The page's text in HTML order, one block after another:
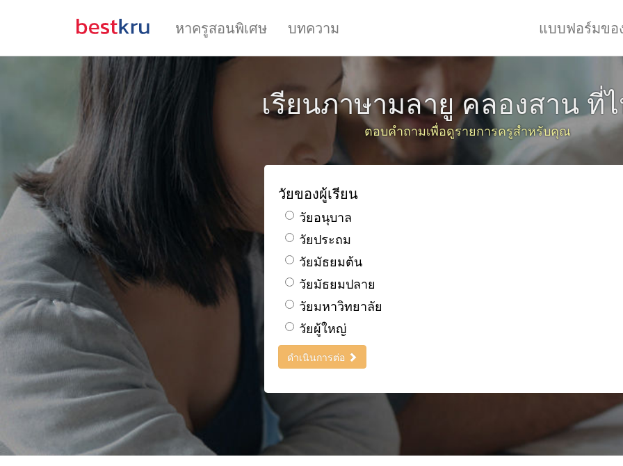
หาครูสอนพิเศษ บทความ แบบฟอร์มข
เรียนภาษามลายู คลองสาน ที่
ตอบคำถามเพื่อดูรายการครูสำหรับคุณ
วัยของผู้เรียน
วัยอนุบาล
วัยประถม
วัยมัธยมต้น
วัยมัธยมปลาย
วัยมหาวิทยาลัย
วัยผู้ใหญ่
ดำเนินการต่อ